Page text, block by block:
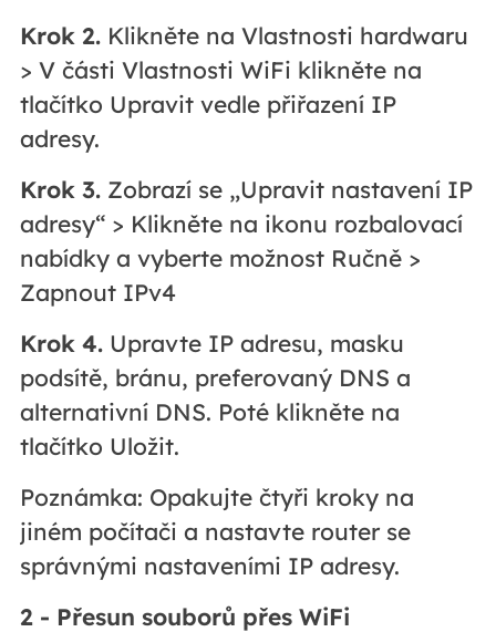
Krok 2.Klikněte na Vlastnosti hardwaru
> V části Vlastnosti WiFi klikněte na
tlačítko Upravit vedle přiřazení IP
adresy.
Krok 3.Zobrazí se „Upravit nastavení IP
adresy“ > Klikněte na ikonu rozbalovací
nabídky a vyberte možnost Ručně >
Zapnout IPv4
Krok 4.Upravte IP adresu, masku
podsítě, bránu, preferovaný DNS a
alternativní DNS. Poté klikněte na
tlačítko Uložit.
Poznámka: Opakujte čtyři kroky na
jiném počítači a nastavte router se
správnými nastaveními IP adresy.
2 - Přesun souborů přes WiFi